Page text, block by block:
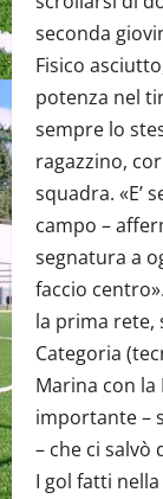
seconda
Fisico
potenza nel
sempre lo
ragazzino,
squadra. «E’
campo –
segnatura a
faccio
la prima rete,
Categoria
Marina con la
importante –
– che ci salvò
I gol fatti